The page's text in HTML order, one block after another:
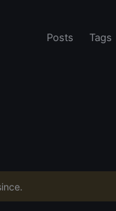
Posts Tags